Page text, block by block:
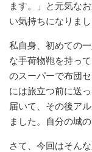
ます。」と元気な
い気持ちになりまし
私自身、初めての
な手荷物鞄を持っ
のスーパーで布団
には旅立つ前に送
届いて、その後ア
ました。自分の城
さて、今回はそん